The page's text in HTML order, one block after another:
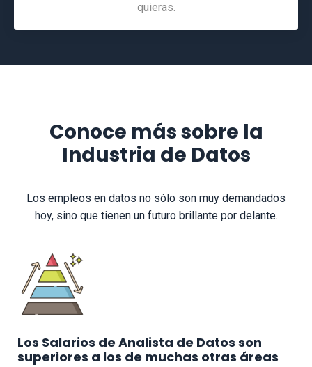
quieras.
Conoce más sobre la
Industria de Datos
Los empleos en datos no sólo son muy demandados
hoy, sino que tienen un futuro brillante por delante.
Los Salarios de Analista de Datos son
superiores a los de muchas otras áreas